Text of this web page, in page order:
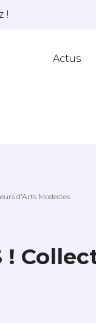
!
Actus
d'Arts Modestes
!